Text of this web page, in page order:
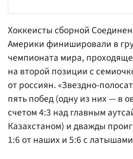
Хоккеисты сборной
Америки финишировали в
чемпионата мира,
на второй позиции с
от россиян. «Звездно-
пять побед (одну из них — в
счетом 4:3 над главным
Казахстаном) и дважды
1:6 от наших и 5:6 с